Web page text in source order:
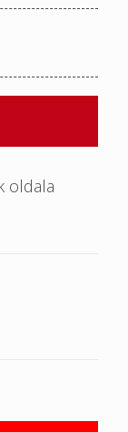
oldala